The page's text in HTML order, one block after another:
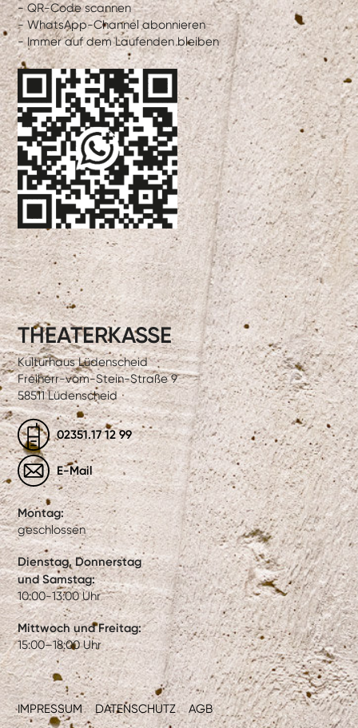
- QR-Code scannen
- WhatsApp-Channel abonnieren
- Immer auf dem Laufenden bleiben
IMPRESSUM DATENSCHUTZ AGB
THEATERKASSE
Kulturhaus Lüdenscheid
Freiherr-vom-Stein-Straße 9
58511 Lüdenscheid
02351.17 12 99
E-Mail
Montag:
geschlossen
Dienstag, Donnerstag
und Samstag:
10:00-13:00 Uhr
Mittwoch und Freitag:
15:00–18:00 Uhr